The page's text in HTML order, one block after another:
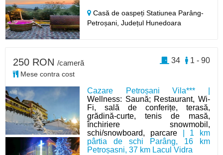
Casă de oaspeți Statiunea Parâng-
Petroșani,Județul Hunedoara
Cazare Petroșani Vila*** |
Wellness: Saună; Restaurant, Wi-
Fi, sală de conferițe, terasă,
grădină-curte, tenis de masă,
închiriere snowmobil,
schi/snowboard, parcare| 1 km
pârtia de schi Parâng, 16 km
Petroșasni, 37 km Lacul Vidra
250 RON /cameră
Mese contra cost
1 - 90
34